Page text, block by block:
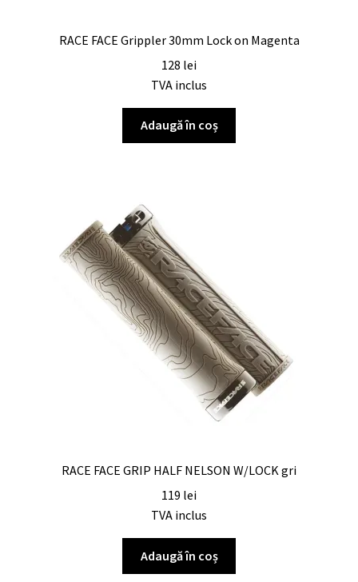
RACE FACE Grippler 30mm Lock on Magenta
128 lei
TVA inclus
Adaugă în coș
RACE FACE GRIP HALF NELSON W/LOCK gri
119 lei
TVA inclus
Adaugă în coș